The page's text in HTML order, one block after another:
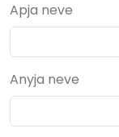
Apja neve
Anyja neve